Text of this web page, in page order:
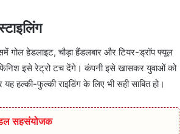
हेडलाइट, चौड़ा हैंडलबार और टियर-ड्रॉप फ्यूल
इसे रेट्रो टच देंगे। कंपनी इसे खासकर युवाओं को
हल्की-फुल्की राइडिंग के लिए भी सही साबित हो।
सहसंयोजक